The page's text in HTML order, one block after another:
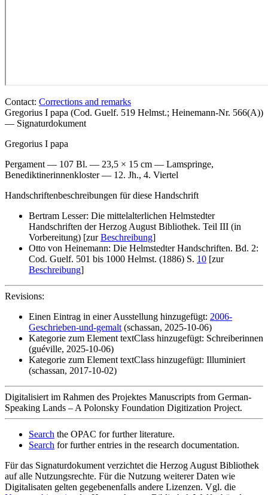
Contact: Corrections and remarks
Gregorius I papa (Cod. Guelf. 519 Helmst.; Heinemann-Nr. 566(A))
— Signaturdokument
Gregorius I papa
Pergament — 107 Bl. — 23,5 × 15 cm — Lamspringe,
Benediktinerinnenkloster — 12. Jh., 4. Viertel
Handschriftenbeschreibungen für diese Handschrift
Bertram Lesser: Die mittelalterlichen Helmstedter
Handschriften der Herzog August Bibliothek. Teil III (in
Vorbereitung) [zurBeschreibung]
Otto von Heinemann: Die Helmstedter Handschriften. Bd. 2:
Cod. Guelf. 501 bis 1000 Helmst. (1886) S. 10 [zur
Beschreibung]
Revisions:
Einen Eintrag in einer Ausstellung hinzugefügt: 2006-
Geschrieben-und-gemalt (schassan, 2025-10-06)
Kategorie zum Element textClass hinzugefügt: Schreiberinnen
(guéville, 2025-10-06)
Kategorie zum Element textClass hinzugefügt: Illuminiert
(schassan, 2017-10-02)
Digitalisiert im Rahmen des Projektes Manuscripts from German-
Speaking Lands – A Polonsky Foundation Digitization Project.
Search the OPAC for further literature.
Search for further entries in the research documentation.
Für das Signaturdokument verzichtet die Herzog August Bibliothek
auf alle Nutzungsrechte. Für die Nutzung weiterer Daten wie
Digitalisaten gelten gegebenenfalls andere Lizenzen. Vgl. die